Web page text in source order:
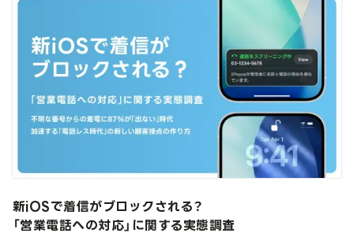
新iOSで着信がブロックされる？
「営業電話への対応」に関する実態調査